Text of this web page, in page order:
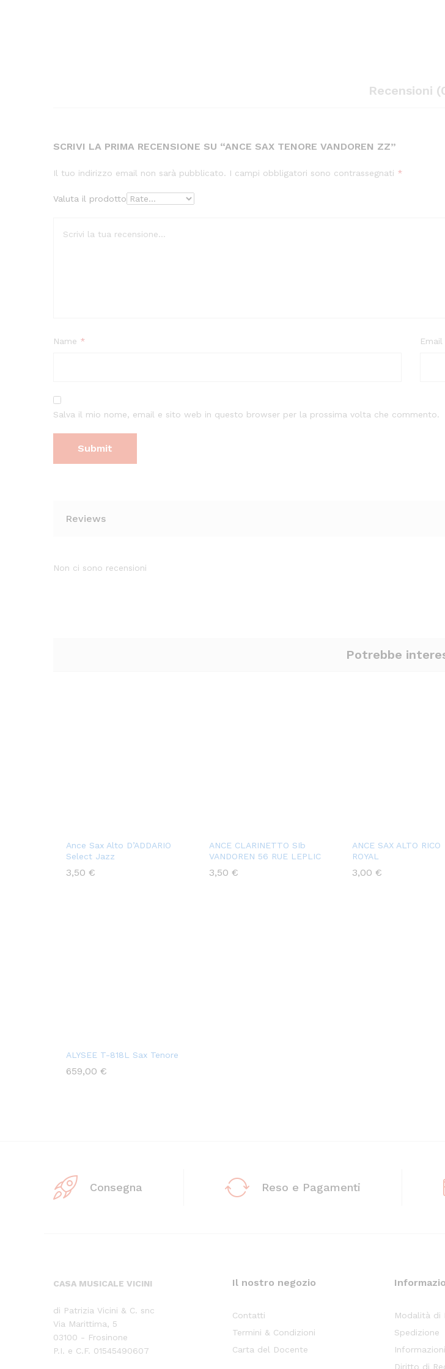
Recensioni
SCRIVI LA PRIMA RECENSIONE SU “ANCE SAX TENORE VANDOREN ZZ”
Il tuo indirizzo email non sarà pubblicato. I campi obbligatori sono contrassegnati *
Valuta il prodotto
Name * Email
Salva il mio nome, email e sito web in questo browser per la prossima volta che commento.
Reviews
Non ci sono recensioni
Potrebbe
Ance Sax Alto D’ADDARIO
Select Jazz
3,50 €
ANCE CLARINETTO SIb
VANDOREN 56 RUE LEPLIC
3,50 €
ANCE SAX ALTO RICO
ROYAL
3,00 €
ALYSEE T-818L Sax Tenore
659,00 €
Consegna Reso e Pagamenti
CASA MUSICALE VICINI
di Patrizia Vicini & C. snc
Via Marittima, 5
03100 - Frosinone
P.I. e C.F. 01545490607
Il nostro negozio
Contatti
Termini & Condizioni
Carta del Docente
Modalità di
Spedizione
Diritto di